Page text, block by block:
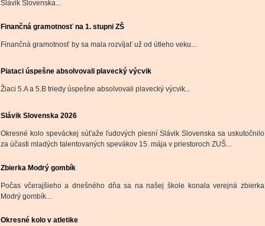
Slávik Slovenska...
Finančná gramotnosť na 1. stupni ZŠ
Finančná gramotnosť by sa mala rozvíjať už od útleho veku...
Piataci úspešne absolvovali plavecký výcvik
Žiaci 5.A a 5.B triedy úspešne absolvovali plavecký výcvik...
Slávik Slovenska 2026
Okresné kolo speváckej súťaže ľudových piesní Slávik Slovenska sa uskutočnilo
za účasti mladých talentovaných spevákov 15. mája v priestoroch ZUŠ...
Zbierka Modrý gombík
Počas včerajšieho a dnešného dňa sa na našej škole konala verejná zbierka
Modrý gombík...
Okresné kolo v atletike